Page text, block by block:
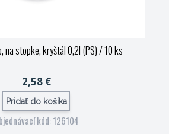
na stopke, kryštál 0,2l (PS) / 10 ks
2,58 €
Pridať do košíka
kód: 126104